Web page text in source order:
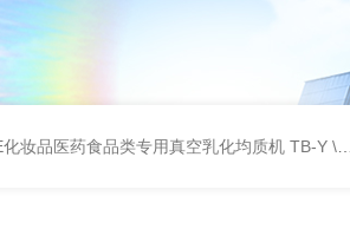
妆品医药食品类专用真空乳化均质机 TB-Y \TB-SSID全自动圆瓶罐贴标机